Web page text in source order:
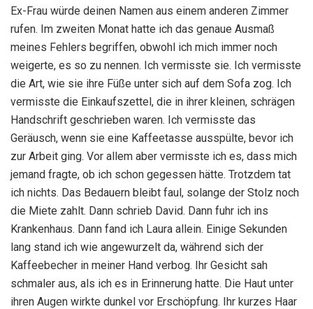
Ex-Frau würde deinen Namen aus einem anderen Zimmer
rufen. Im zweiten Monat hatte ich das genaue Ausmaß
meines Fehlers begriffen, obwohl ich mich immer noch
weigerte, es so zu nennen. Ich vermisste sie. Ich vermisste
die Art, wie sie ihre Füße unter sich auf dem Sofa zog. Ich
vermisste die Einkaufszettel, die in ihrer kleinen, schrägen
Handschrift geschrieben waren. Ich vermisste das
Geräusch, wenn sie eine Kaffeetasse ausspülte, bevor ich
zur Arbeit ging. Vor allem aber vermisste ich es, dass mich
jemand fragte, ob ich schon gegessen hätte. Trotzdem tat
ich nichts. Das Bedauern bleibt faul, solange der Stolz noch
die Miete zahlt. Dann schrieb David. Dann fuhr ich ins
Krankenhaus. Dann fand ich Laura allein. Einige Sekunden
lang stand ich wie angewurzelt da, während sich der
Kaffeebecher in meiner Hand verbog. Ihr Gesicht sah
schmaler aus, als ich es in Erinnerung hatte. Die Haut unter
ihren Augen wirkte dunkel vor Erschöpfung. Ihr kurzes Haar